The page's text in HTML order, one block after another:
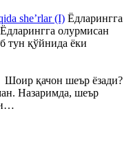
she’rlar (I) Ёдларингга
олурмисан
тун қўйнида ёки
қачон шеър ёзади?
Назаримда, шеър